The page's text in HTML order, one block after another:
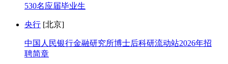
530名应届毕业生
央行 [北京]
中国人民银行金融研究所博士后科研流动站2026年招
聘简章